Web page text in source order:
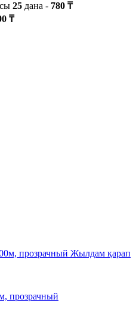
25 дана - 780 ₸
₸
Жылдам қарап
прозрачный